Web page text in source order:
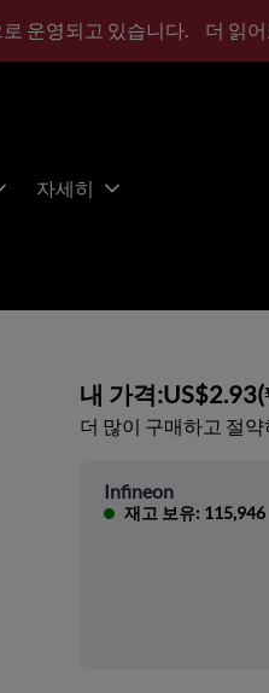
운영되고 있습니다. 더 읽
자세히
내 가격:US$2.93(
더 많이 구매하고 절
Infineon
재고 보유: 115,946